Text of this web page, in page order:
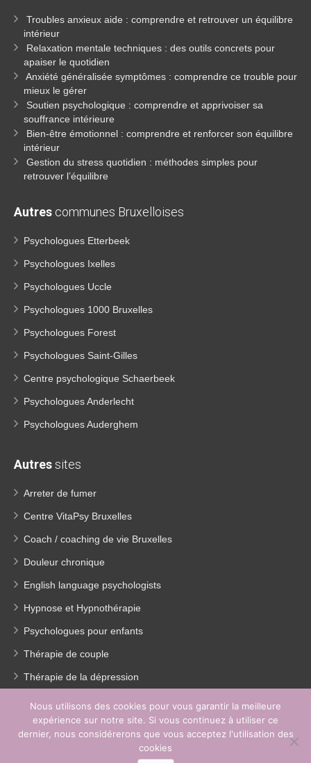
Troubles anxieux aide : comprendre et retrouver un équilibre
intérieur
Relaxation mentale techniques : des outils concrets pour
apaiser le quotidien
Anxiété généralisée symptômes : comprendre ce trouble pour
mieux le gérer
Soutien psychologique : comprendre et apprivoiser sa
souffrance intérieure
Bien-être émotionnel : comprendre et renforcer son équilibre
intérieur
Gestion du stress quotidien : méthodes simples pour
retrouver l’équilibre
Autres communes Bruxelloises
Psychologues Etterbeek
Psychologues Ixelles
Psychologues Uccle
Psychologues 1000 Bruxelles
Psychologues Forest
Psychologues Saint-Gilles
Centre psychologique Schaerbeek
Psychologues Anderlecht
Psychologues Auderghem
Autressites
Arreter de fumer
Centre VitaPsy Bruxelles
Coach / coaching de vie Bruxelles
Douleur chronique
English language psychologists
Hypnose et Hypnothérapie
Psychologues pour enfants
Thérapie de couple
Thérapie de la dépression
Traitement Burn out
Perte de poids
Nous utilisons des cookies pour vous garantir la meilleure
expérience sur notre site. Si vous continuez à utiliser ce
dernier, nous considérerons que vous acceptez l'utilisation des
cookies